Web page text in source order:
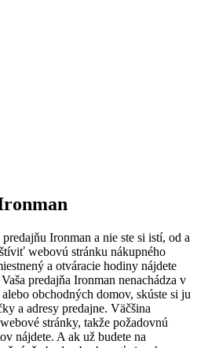
Ironman a nie ste si istí, od a
webovú stránku nákupného
a otváracie hodiny nájdete
predajňa Ironman nenachádza v
obchodných domov, skúste si ju
a adresy predajne. Väčšina
stránky, takže požadovnú
nájdete. A ak už budete na